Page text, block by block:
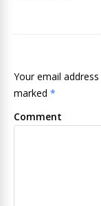
Your email
marked *
Comment